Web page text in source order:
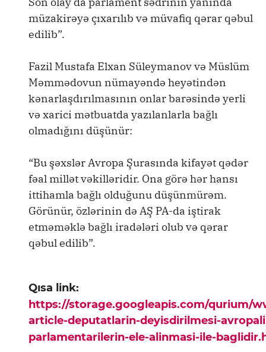
müzakirəyə çıxarılıb və müvafiq qərar qəbul
edilib”.
Fazil Mustafa Elxan Süleymanov və Müslüm
Məmmədovun nümayəndə heyətindən
kənarlaşdırılmasının onlar barəsində yerli
və xarici mətbuatda yazılanlarla bağlı
olmadığını düşünür:
“Bu şəxslər Avropa Şurasında kifayət qədər
fəal millət vəkilləridir. Ona görə hər hansı
ittihamla bağlı olduğunu düşünmürəm.
Görünür, özlərinin də AŞ PA-da iştirak
etməməklə bağlı iradələri olub və qərar
qəbul edilib”.
Qısa link:
https://storage.googleapis.com/qurium/
article-deputatlarin-deyisdirilmesi-
parlamentarilerin-ele-alinmasi-ile-